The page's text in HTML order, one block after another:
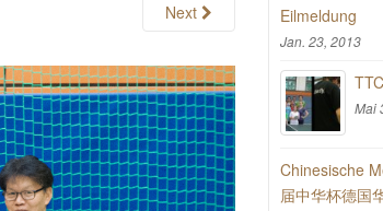
Next Eilmeldung
Jan. 23, 2013
Mai
Chinesische
届中华杯德国